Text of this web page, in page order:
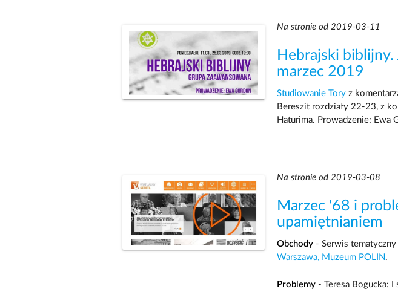
Na stronie od 2019-03-11
Hebrajski biblijny.
marzec 2019
Studiowanie Toryz
Bereszit rozdziały 22-23, z
Haturima. Prowadzenie: Ewa
Na stronie od 2019-03-08
Marzec '68 i
upamiętnianiem
Obchody- Serwis
Warszawa, Muzeum POLIN .
Problemy- Teresa Bogucka: I